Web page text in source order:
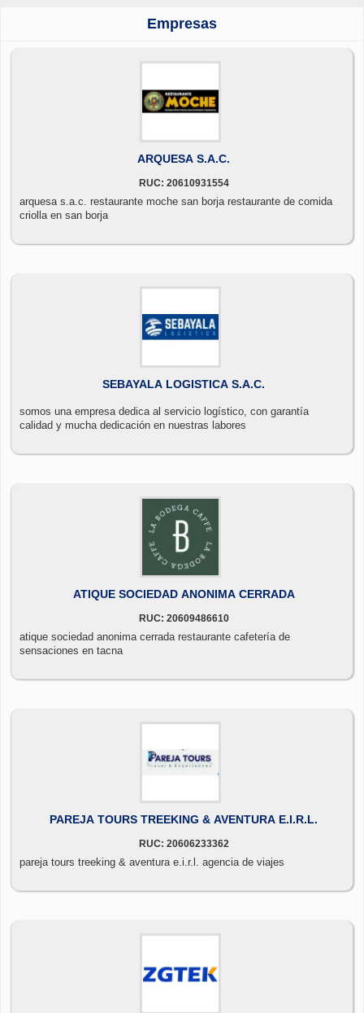
Empresas
ARQUESA S.A.C.
RUC: 20610931554
arquesa s.a.c. restaurante moche san borja restaurante de comida
criolla en san borja
SEBAYALA LOGISTICA S.A.C.
somos una empresa dedica al servicio logístico, con garantía
calidad y mucha dedicación en nuestras labores
ATIQUE SOCIEDAD ANONIMA CERRADA
RUC: 20609486610
atique sociedad anonima cerrada restaurante cafetería de
sensaciones en tacna
PAREJA TOURS TREEKING & AVENTURA E.I.R.L.
RUC: 20606233362
pareja tours treeking & aventura e.i.r.l. agencia de viajes